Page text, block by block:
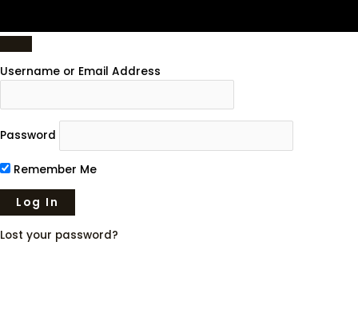
Username or Email Address
Password
Remember Me
Lost your password?